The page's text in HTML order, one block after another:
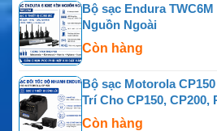
Bộ sạc Endura
Nguồn Ngoài
Còn hàng
Bộ sạc Motorola
Trí Cho CP150, CP200,
Còn hàng